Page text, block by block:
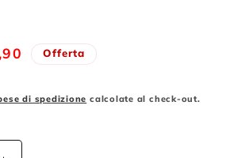
Offerta
di spedizione calcolate al check-out.